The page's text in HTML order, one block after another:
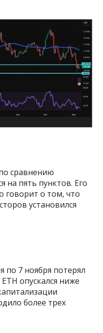
сравнению
на пять пунктов. Его
говорит о том, что
установился
по 7 ноября потерял
опускался ниже
более трех